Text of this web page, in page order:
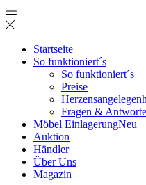
Startseite
So funktioniert´s
So funktioniert´s
Preise
Fragen &
Möbel EinlagerungNeu
Auktion
Händler
Über Uns
Magazin